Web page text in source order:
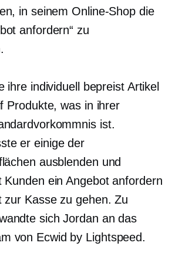
in seinem Online-Shop die
anfordern“ zu
ihre individuell bepreistArtikel
Produkte, was in ihrer
ist.
er einige der
ausblenden und
ein Angebot anfordern
zur Kasse zu gehen. Zu
sich Jordan an das
von Ecwid by Lightspeed.